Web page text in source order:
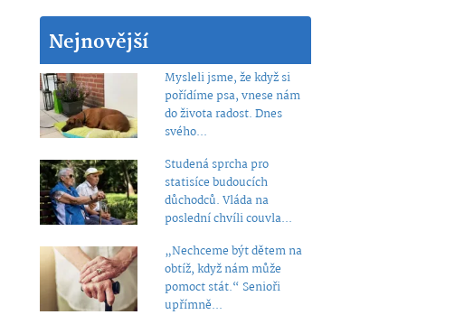
Nejnovější
Mysleli jsme, že když si
pořídíme psa, vnese nám
do života radost. Dnes
svého...
Studená sprcha pro
statisíce budoucích
důchodců. Vláda na
poslední chvíli couvla...
„Nechceme být dětem na
obtíž, když nám může
pomoct stát.“ Senioři
upřímně...